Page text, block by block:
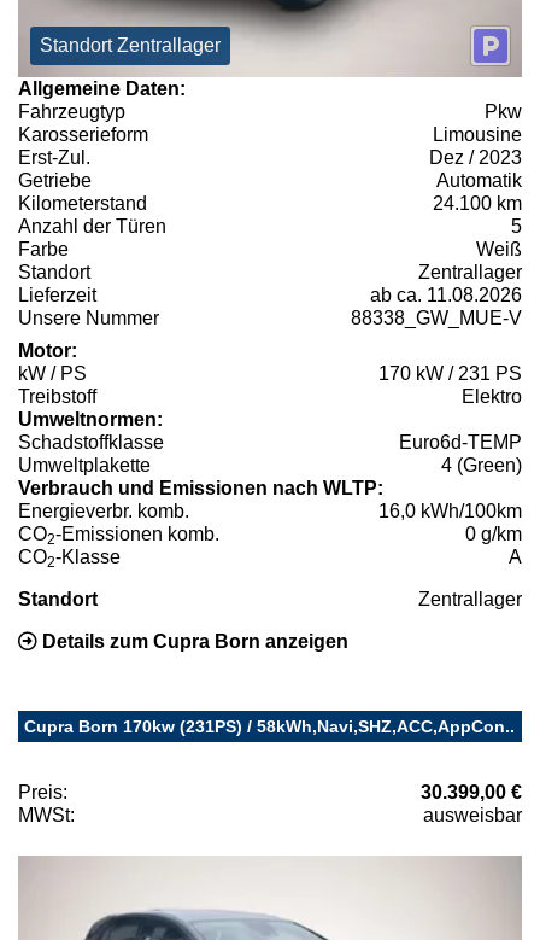
Standort Zentrallager
Allgemeine Daten:
Fahrzeugtyp
Pkw
Karosserieform
Limousine
Erst-Zul.
Dez / 2023
Getriebe
Automatik
Kilometerstand
24.100 km
Anzahl der Türen
5
Farbe
Weiß
Standort
Zentrallager
Lieferzeit
ab ca. 11.08.2026
Unsere Nummer
88338_GW_MUE-V
Motor:
kW / PS
170 kW / 231 PS
Treibstoff
Elektro
Umweltnormen:
Schadstoffklasse
Euro6d-TEMP
Umweltplakette
4 (Green)
Verbrauch und Emissionen nach WLTP:
Energieverbr. komb.
16,0 kWh/100km
CO2-Emissionen komb.
0 g/km
CO2-Klasse A
Standort Zentrallager
Details zum Cupra Born anzeigen
Cupra Born 170kw (231PS) / 58kWh,Navi,SHZ,ACC,AppCon..
Preis:
30.399,00 €
MWSt:
ausweisbar